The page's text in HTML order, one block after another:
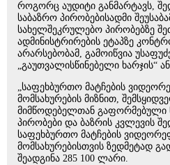
როგორც აუდიტი განმარტავს,
საბაზრო პირობებისადმი
სახელშეკრულებო პირობებზე
ადმინისტრირების ეტაპზე
არარსებობამ, გამოიწვია
„გაუთვალისწინებელი ხარჯის“
„საფეხბურთო მატჩების
მომსახურების მიზნით,
მიმწოდებელთან გაფორმებული
პირობები და ბაზრის კვლევის
საფეხბურთო მატჩების
მომსახურებისთვის ზედმეტად
შეადგინა 285 100 ლარი.